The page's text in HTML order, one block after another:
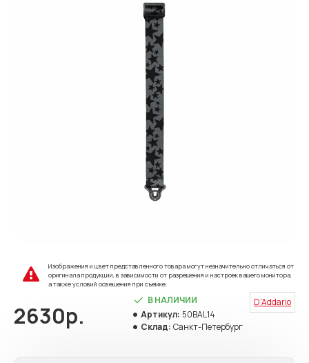
Изображения и цвет представленного товара могут незначительно отличаться от
оригинала продукции, в зависимости от разрешения и настроек вашего монитора,
а также условий освещения при съемке.
2630р.
В НАЛИЧИИ
Артикул: 50BAL14
Склад: Санкт-Петербург
D'Addario